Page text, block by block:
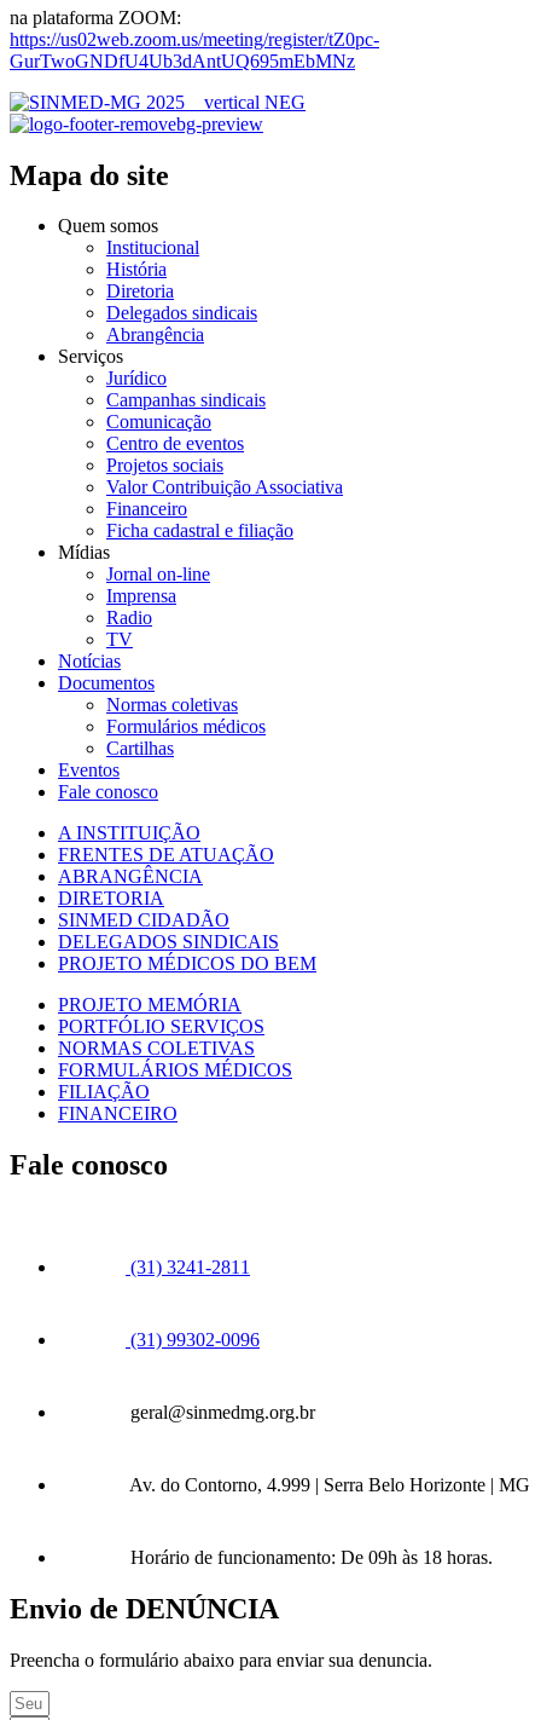
na plataforma ZOOM:
https://us02web.zoom.us/meeting/register/tZ0pc-
GurTwoGNDfU4Ub3dAntUQ695mEbMNz
Mapa do site
Quem somos
Institucional
História
Diretoria
Delegados sindicais
Abrangência
Serviços
Jurídico
Campanhas sindicais
Comunicação
Centro de eventos
Projetos sociais
Valor Contribuição Associativa
Financeiro
Ficha cadastral e filiação
Mídias
Jornal on-line
Imprensa
Radio
TV
Notícias
Documentos
Normas coletivas
Formulários médicos
Cartilhas
Eventos
Fale conosco
A INSTITUIÇÃO
FRENTES DE ATUAÇÃO
ABRANGÊNCIA
DIRETORIA
SINMED CIDADÃO
DELEGADOS SINDICAIS
PROJETO MÉDICOS DO BEM
PROJETO MEMÓRIA
PORTFÓLIO SERVIÇOS
NORMAS COLETIVAS
FORMULÁRIOS MÉDICOS
FILIAÇÃO
FINANCEIRO
Fale conosco
(31) 3241-2811
(31) 99302-0096
geral@sinmedmg.org.br
Av. do Contorno, 4.999 | Serra Belo Horizonte | MG
Horário de funcionamento: De 09h às 18 horas.
Envio de DENÚNCIA
Preencha o formulário abaixo para enviar sua denuncia.